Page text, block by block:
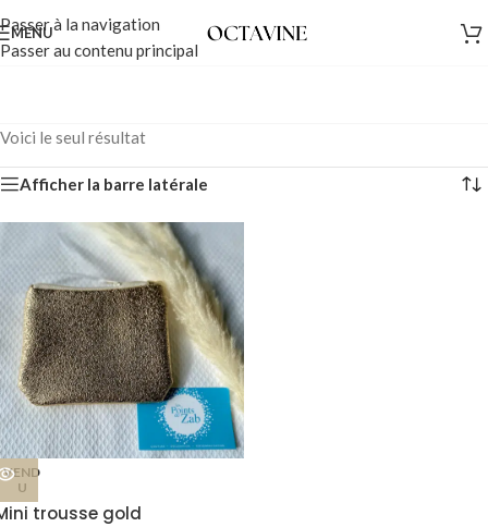
Passer à la navigation
Passer au contenu principal
MENU
Voici le seul résultat
Afficher la barre latérale
VEND
U
trousse gold